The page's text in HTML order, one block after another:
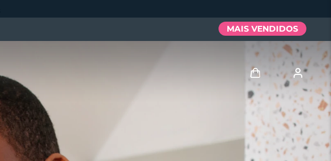
MAIS VENDIDOS
Entrar
Perfil de usuário